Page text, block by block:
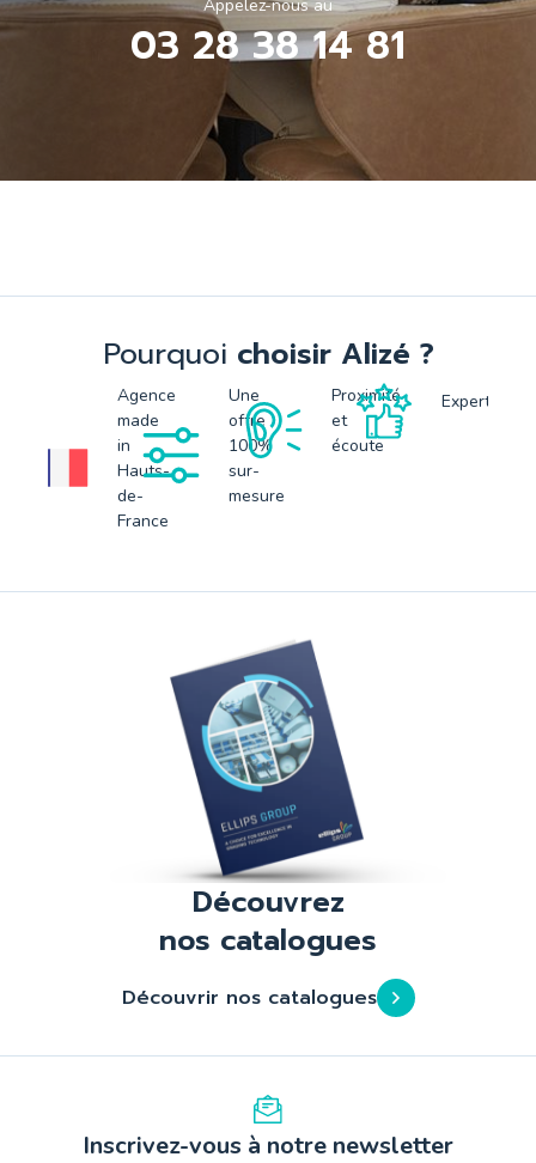
Appelez-nous au
03 28 38 14 81
Pourquoi choisir Alizé ?
Agence
made
in
Hauts-
de-
France
Une
offre
100%
sur-
mesure
Proximité
et
écoute
Expertise
Découvrez
nos catalogues
Découvrir nos catalogues
Inscrivez-vous à notre newsletter